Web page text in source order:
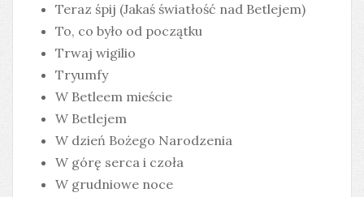
Teraz śpij (Jakaś światłość nad Betlejem)
To, co było od początku
Trwaj wigilio
Tryumfy
W Betleem mieście
W Betlejem
W dzień Bożego Narodzenia
W górę serca i czoła
W grudniowe noce